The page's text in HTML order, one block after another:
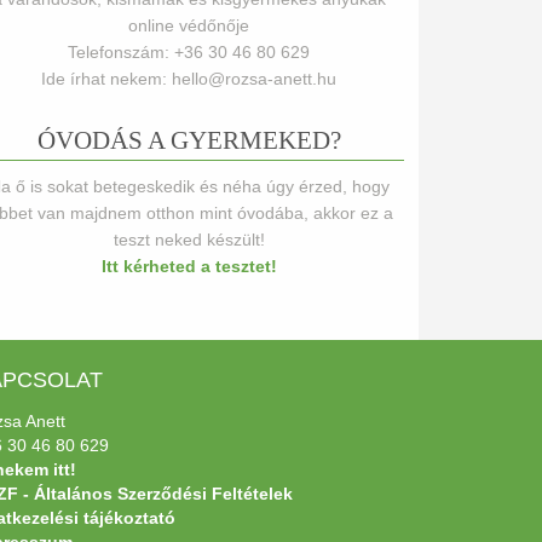
online védőnője
Telefonszám: +36 30 46 80 629
Ide írhat nekem: hello@rozsa-anett.hu
ÓVODÁS A GYERMEKED?
ő is sokat betegeskedik és néha úgy érzed, hogy
van majdnem otthon mint óvodába, akkor ez a
teszt neked készült!
Itt kérheted a tesztet!
Anett
30 46 80 629
itt!
- Általános Szerződési Feltételek
tájékoztató